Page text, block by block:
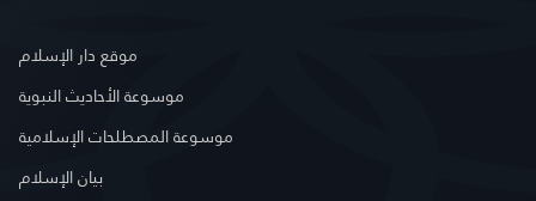
موقع دار الإسلام
موسوعة الأحاديث النبوية
موسوعة المصطلحات الإسلامية
بيان الإسلام